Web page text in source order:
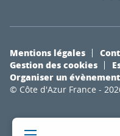
© Côte d'Azur France -
Mentions légales
Gestion des cookies
Organiser un évènement